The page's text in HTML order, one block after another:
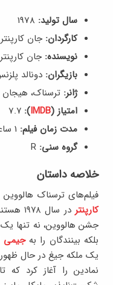
سال تولید:
کارگردان: جان کارپنتر
نویسنده: جان
بازیگران: دونالد
ژانر: ترسناک، هیجان
امتیاز (IMDB
):
مدت زمان فیلم:
گروه سنی:
خلاصه داستان
فیلم‌های ترسناک
کارپنتر
در
جشن هالووین، نه تنها یک
بلکه بینندگان را به جیمی
یک ملکه جیغ در حال
نمادین را آغاز کرد که